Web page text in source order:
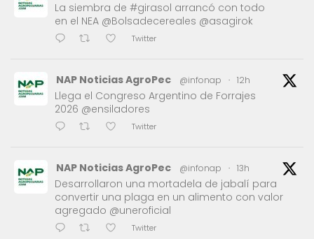
La siembra de #girasol arrancó con todo
en el NEA @Bolsadecereales @asagirok
Twitter
NAP Noticias AgroPec @infonap · 12h
Llega el Congreso Argentino de Forrajes
2026 @ensiladores
Twitter
NAP Noticias AgroPec @infonap · 13h
Desarrollaron una mortadela de jabalí para
convertir una plaga en un alimento con valor
agregado @uneroficial
Twitter